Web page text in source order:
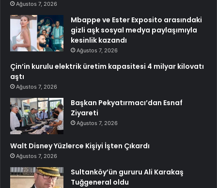
Ağustos 7, 2026
Mbappe ve Ester Exposito arasındaki
gizli aşk sosyal medya paylaşımıyla
kesinlik kazandı
Ağustos 7, 2026
Çin’in kurulu elektrik üretim kapasitesi 4 milyar kilovatı
aştı
Ağustos 7, 2026
Başkan Pekyatırmacı’dan Esnaf
Ziyareti
Ağustos 7, 2026
Walt Disney Yüzlerce Kişiyi İşten Çıkardı
Ağustos 7, 2026
Sultanköy’ün gururu Ali Karakaş
Tuğgeneral oldu